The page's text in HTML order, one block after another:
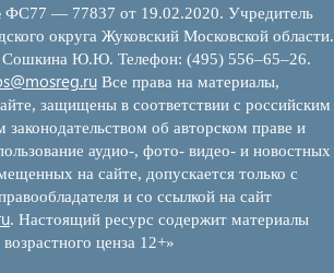
ФС77 — 77837 от 19.02.2020. Учредитель
округа Жуковский Московской области.
Сошкина Ю.Ю. Телефон: (495) 556–65–26.
Все права на материалы,
защищены в соответствии с российским
об авторском праве и
аудио-, фото- видео- и новостных
на сайте, допускается только с
и со ссылкой на сайт
. Настоящий ресурс содержит материалы
возрастного ценза 12+»